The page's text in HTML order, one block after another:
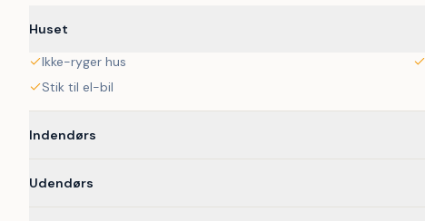
Huset
Ikke-ryger hus
Stik til el-bil
Indendørs
Udendørs